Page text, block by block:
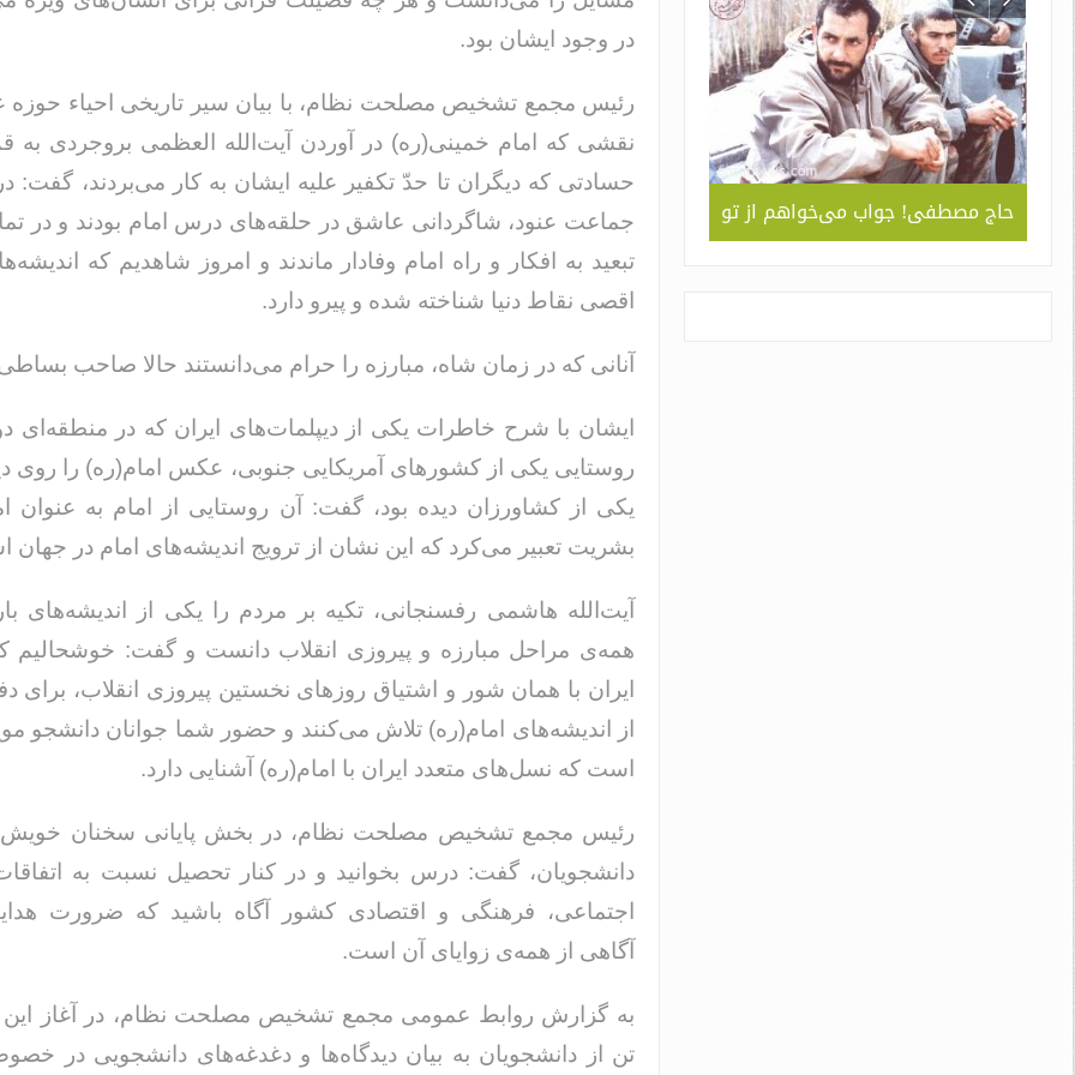
در وجود ایشان بود.
رئیس مجمع تشخیص مصلحت نظام، با بیان سیر تاریخی احیاء حوزه
نقشی که امام خمینی(ره) در آوردن آیت‌الله العظمی بروجردی به
حسادتی که دیگران تا حدّ تکفیر علیه ایشان به کار می‌بردند، گفت:
تبعید به افکار و راه امام وفادار ماندند و امروز شاهدیم که
اقصی نقاط دنیا شناخته شده و پیرو دارد.
آنانی که در زمان شاه، مبارزه را حرام می‌دانستند حالا صاحب
ایشان با شرح خاطرات یکی از دیپلمات‌های ایران که در منطقه‌ای
روستایی یکی از کشورهای آمریکایی جنوبی، عکس امام(ره) را روی
یکی از کشاورزان دیده بود، گفت: آن روستایی از امام به عنوان
بشریت تعبیر می‌کرد که این نشان از ترویج اندیشه‌های امام در
آیت‌الله هاشمی رفسنجانی، تکیه بر مردم را یکی از اندیشه‌های
همه‌ی مراحل مبارزه و پیروزی انقلاب دانست و گفت: خوشحالیم
ایران با همان شور و اشتیاق روزهای نخستین پیروزی انقلاب، برای
از اندیشه‌های امام(ره) تلاش می‌کنند و حضور شما جوانان دانشجو
است که نسل‌های متعدد ایران با امام(ره) آشنایی دارد.
رئیس مجمع تشخیص مصلحت نظام، در بخش پایانی سخنان
دانشجویان، گفت: درس بخوانید و در کنار تحصیل نسبت به
اجتماعی، فرهنگی و اقتصادی کشور آگاه باشید که ضرورت
آگاهی از همه‌ی زوایای آن است.
به گزارش روابط عمومی مجمع تشخیص مصلحت نظام، در آغاز این
تن از دانشجویان به بیان دیدگاه‌ها و دغدغه‌های دانشجویی در
خداحافظ رزمنده / دلنوشته ای از
حسن دشتی
جلوه ای از همدلی و صمیمیت به
سبک و سیاق دوران دفاع مقدس /
حسن دشتی
حاج مصطفی! جواب می‌خواهم از تو